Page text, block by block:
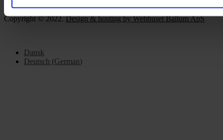
Copyright © 2022.Design & hosting by Webhuset Ballum ApS
Dansk
Deutsch (German)